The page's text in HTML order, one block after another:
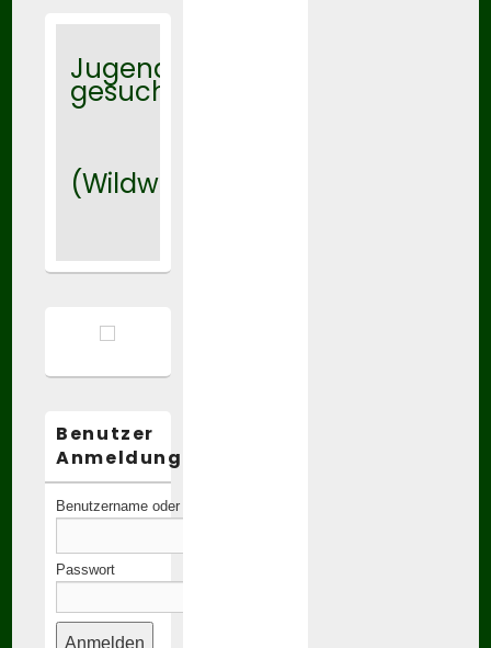
Jugendtrainer
gesucht
(Wildwasser)
Benutzer
Anmeldung:
Benutzername oder E-Mail-Adresse
Passwort